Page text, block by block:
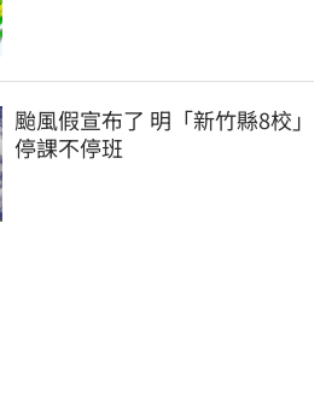
颱風假宣布了 明「新竹縣8校」
停課不停班